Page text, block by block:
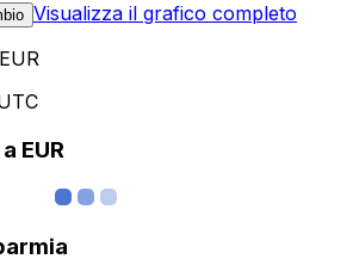
Visualizza il grafico completo
EUR